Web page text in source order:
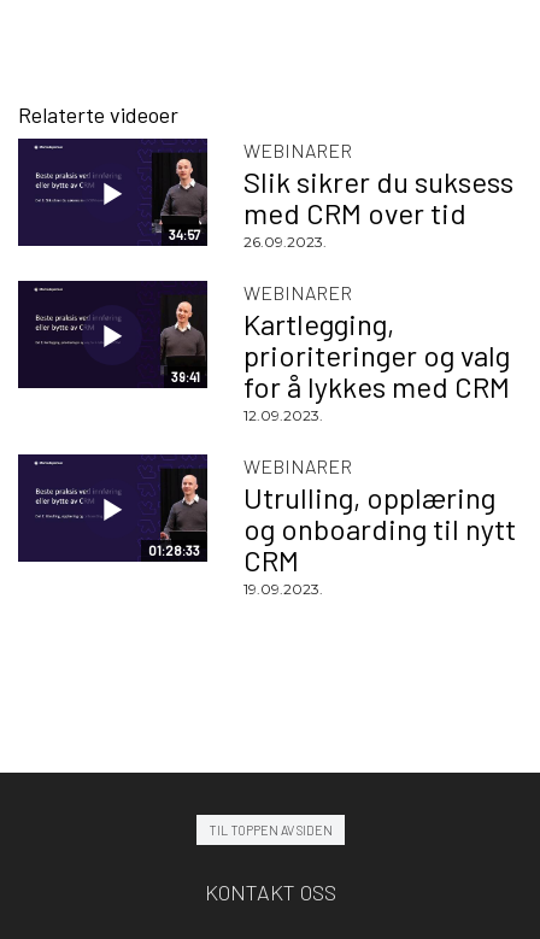
Relaterte videoer
34:57
WEBINARER
Slik sikrer du suksess
med CRM over tid
26.09.2023.
39:41
WEBINARER
Kartlegging,
prioriteringer og valg
for å lykkes med CRM
12.09.2023.
01:28:33
WEBINARER
Utrulling, opplæring
og onboarding til nytt
CRM
19.09.2023.
TIL TOPPEN AV SIDEN
KONTAKT OSS